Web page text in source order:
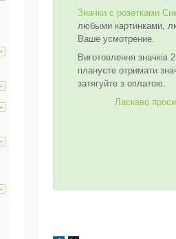
Значки с розетками
любыми картинками,
Ваше усмотрение.
Виготовлення значків
плануєте отримати
затягуйте з оплатою.
Ласкаво